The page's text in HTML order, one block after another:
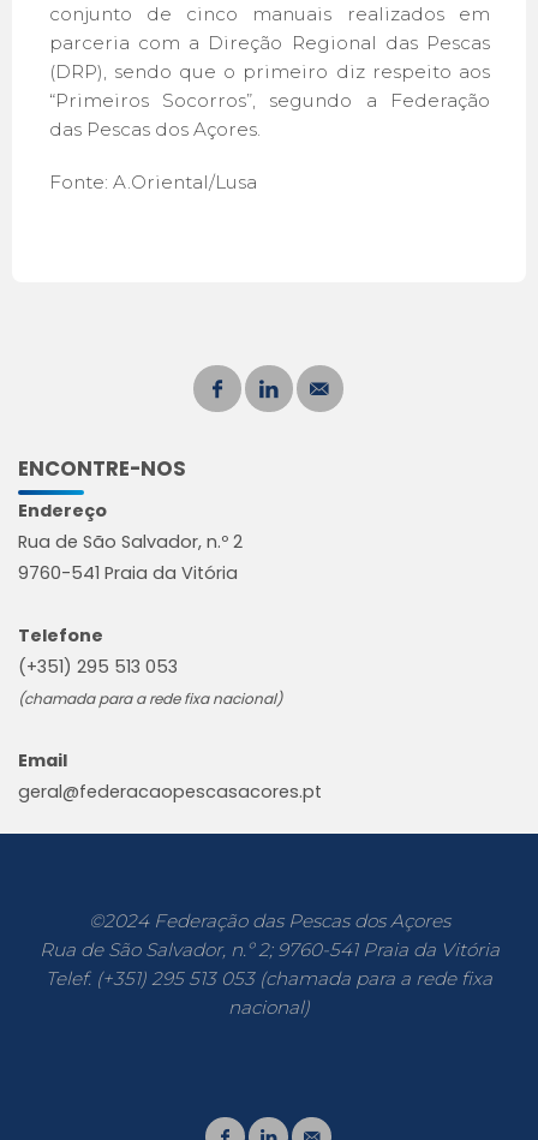
conjunto de cinco manuais realizados em
parceria com a Direção Regional das Pescas
(DRP), sendo que o primeiro diz respeito aos
“Primeiros Socorros”, segundo a Federação
das Pescas dos Açores.
Fonte: A.Oriental/Lusa
ENCONTRE-NOS
Endereço
Rua de São Salvador, n.º 2
9760-541 Praia da Vitória
Telefone
(+351) 295 513 053
(chamada para a rede fixa nacional)
Email
geral@federacaopescasacores.pt
©2024 Federação das Pescas dos Açores
Rua de São Salvador, n.º 2; 9760-541 Praia da Vitória
Telef. (+351) 295 513 053 (chamada para a rede fixa
nacional)